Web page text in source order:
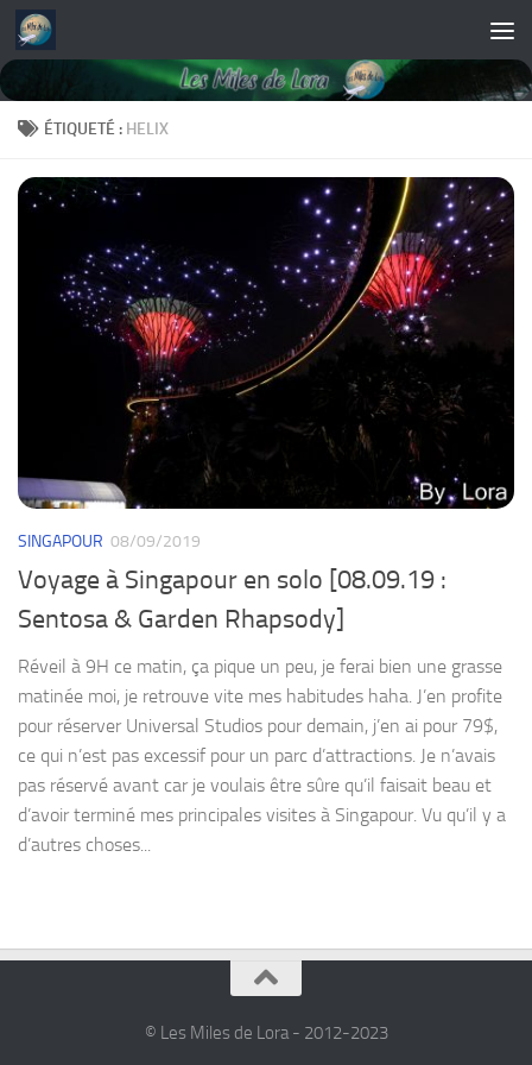
Skip to content
ÉTIQUETÉ : HELIX
SINGAPOUR 08/09/2019
Voyage à Singapour en solo [08.09.19 :
Sentosa & Garden Rhapsody]
Réveil à 9H ce matin, ça pique un peu, je ferai bien une grasse
matinée moi, je retrouve vite mes habitudes haha. J’en profite
pour réserver Universal Studios pour demain, j’en ai pour 79$,
ce qui n’est pas excessif pour un parc d’attractions. Je n’avais
pas réservé avant car je voulais être sûre qu’il faisait beau et
d’avoir terminé mes principales visites à Singapour. Vu qu’il y a
d’autres choses...
© Les Miles de Lora - 2012-2023